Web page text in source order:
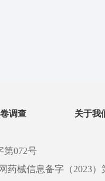
调查 关于我
第072号
药械信息备字（2023）